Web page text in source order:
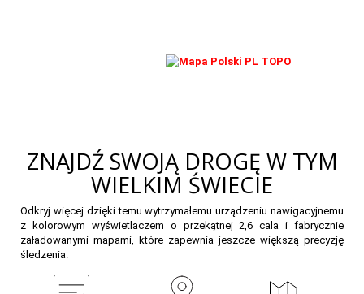
ZNAJDŹ SWOJĄ DROGĘ W TYM
WIELKIM ŚWIECIE
Odkryj więcej dzięki temu wytrzymałemu urządzeniu nawigacyjnemu
z kolorowym wyświetlaczem o przekątnej 2,6 cala i fabrycznie
załadowanymi mapami, które zapewnia jeszcze większą precyzję
śledzenia.